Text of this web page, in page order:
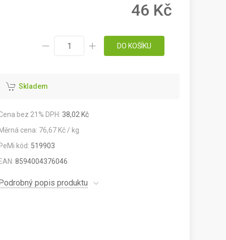
46 Kč
DO KOŠÍKU
Skladem
bez 21% DPH: 38,02 Kč
cena: 76,67 Kč / kg
kód: 519903
8594004376046
popis produktu